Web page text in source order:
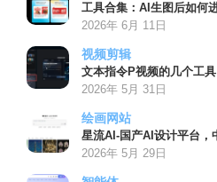
工具合集：AI生图后如何
2026年 6月 11日
视频剪辑
文本指令P视频的几个工具
2026年 5月 31日
绘画网站
星流AI-国产AI设计平台，
2026年 5月 29日